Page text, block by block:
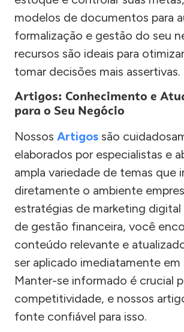
modelos de documentos para
formalização e gestão do seu
recursos são ideais para
tomar decisões mais assertivas.
Artigos: Conhecimento e
para o Seu Negócio
Nossos Artigos são
elaborados por especialistas e
ampla variedade de temas que
diretamente o ambiente
estratégias de marketing
de gestão financeira, você
conteúdo relevante e
ser aplicado imediatamente em
Manter-se informado é crucial
competitividade, e nossos
fonte confiável para isso.